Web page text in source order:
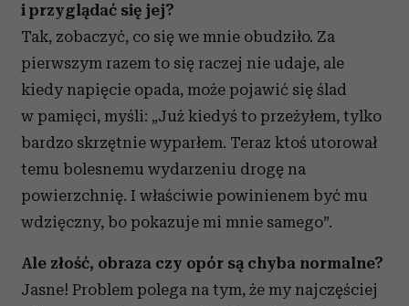
i przyglądać się jej?
Tak, zobaczyć, co się we mnie obudziło. Za
pierwszym razem to się raczej nie udaje, ale
kiedy napięcie opada, może pojawić się ślad
w pamięci, myśli: „Już kiedyś to przeżyłem, tylko
bardzo skrzętnie wyparłem. Teraz ktoś utorował
temu bolesnemu wydarzeniu drogę na
powierzchnię. I właściwie powinienem być mu
wdzięczny, bo pokazuje mi mnie samego”.
Ale złość, obraza czy opór są chyba normalne?
Jasne! Problem polega na tym, że my najczęściej